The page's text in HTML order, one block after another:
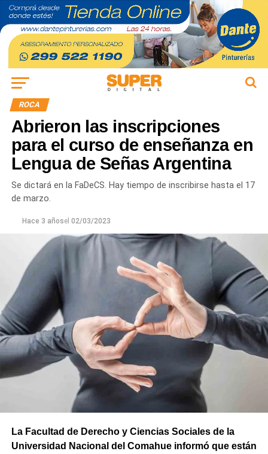
ROCA
Abrieron las inscripciones
para el curso de enseñanza en
Lengua de Señas Argentina
Se dictará en la FaDeCS. Hay tiempo de inscribirse hasta el 17
de marzo.
Hace 3 añosel 02/03/2023
La Facultad de Derecho y Ciencias Sociales de la
Universidad Nacional del Comahue informó que están